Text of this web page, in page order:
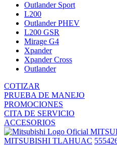
Outlander Sport
L200
Outlander PHEV
L200 GSR
Mirage G4
Xpander
Xpander Cross
Outlander
COTIZAR
PRUEBA DE MANEJO
PROMOCIONES
CITA DE SERVICIO
ACCESORIOS
MITSUBISHI TLAHUAC